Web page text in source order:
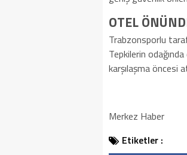
OTEL
Trabzonsporlu
Tepkilerin
karşılaşma öncesi
Merkez Haber
Etiketler :